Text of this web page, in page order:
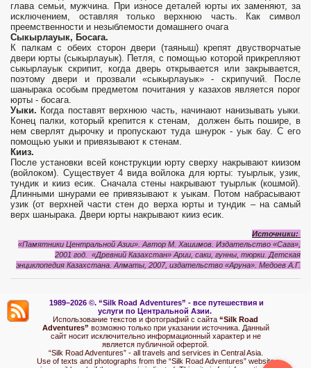
глава семьи, мужчина. При износе деталей юрты их заменяют, за
исключением, оставляя только верхнюю часть. Как символ
преемственности и незыблемости домашнего очага
Сыкырлауык, Босага.
К палкам с обеих сторон двери (таяныш) крепят двустворчатые
двери юрты (сыкырлауык). Петля, с помощью которой прикрепляют
сыкырлауык скрипит, когда дверь открывается или закрывается,
поэтому двери и прозвали «сыкырлауык» - скрипучий. После
шанырака особым предметом почитания у казахов является порог
юрты - босага.
Уыки. Когда поставят верхнюю часть, начинают нанизывать уыки.
Конец палки, который крепится к стенам, должен быть пошире, в
нем сверлят дырочку и пропускают туда шнурок - уык бау. С его
помощью уыки и привязывают к стенам.
Кииз.
После установки всей конструкции юрту сверху накрывают киизом
(войлоком). Существует 4 вида войлока для юрты: туырлык, узик,
тундик и кииз есик. Сначала стены накрывают туырлык (кошмой).
Длинными шнурами ее привязывают к уыкам. Потом набрасывают
узик (от верхней части стен до верха юрты и тундик – на самый
верх шанырака. Двери юрты накрывают кииз есик.
Источники:
«Памятники Центральной Азии». Автор М. Хашимов. Издательство «Сага»,
2001 год.
«Древний Казахстан» Арии, саки, гунны, тюрки. Детская
энциклопедия Казахстана. Алматы, 2007, издательство «Аруна». Медоев А.Г.
1989–2026 ©. “Silk Road Adventures” - все путешествия и
услуги по Центральной Азии.
Использование текстов и фотографий с сайта “Silk Road
Adventures” возможно только при указании источника. Данный
сайт носит исключительно информационный характер и не
является публичной офертой.
“Silk Road Adventures” - all travels and services in Central Asia.
Use of texts and photographs from the “Silk Road Adventures” website